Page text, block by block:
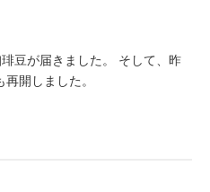
豆が届きました。 そして、昨
再開しました。